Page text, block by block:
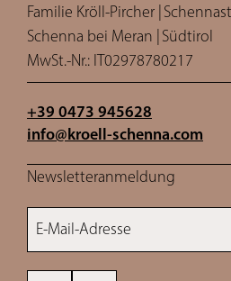
Familie Kröll-Pircher |
Schenna bei Meran | Südtirol
MwSt.-Nr.: IT02978780217
+39 0473 945628
info@kroell-schenna.com
Newsletteranmeldung
E-Mail-Adresse